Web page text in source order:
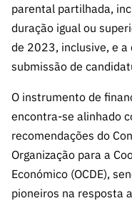
parental partilhada,
duração igual ou
de 2023, inclusive, e a
submissão de
O instrumento de
encontra-se alinhado
recomendações do
Organização para a
Económico (OCDE),
pioneiros na resposta